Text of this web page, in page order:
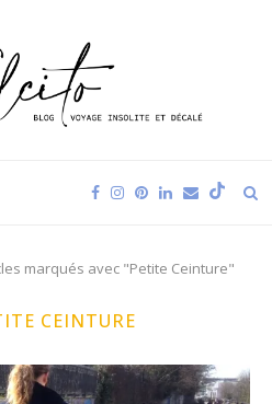
marqués avec "Petite Ceinture"
CEINTURE